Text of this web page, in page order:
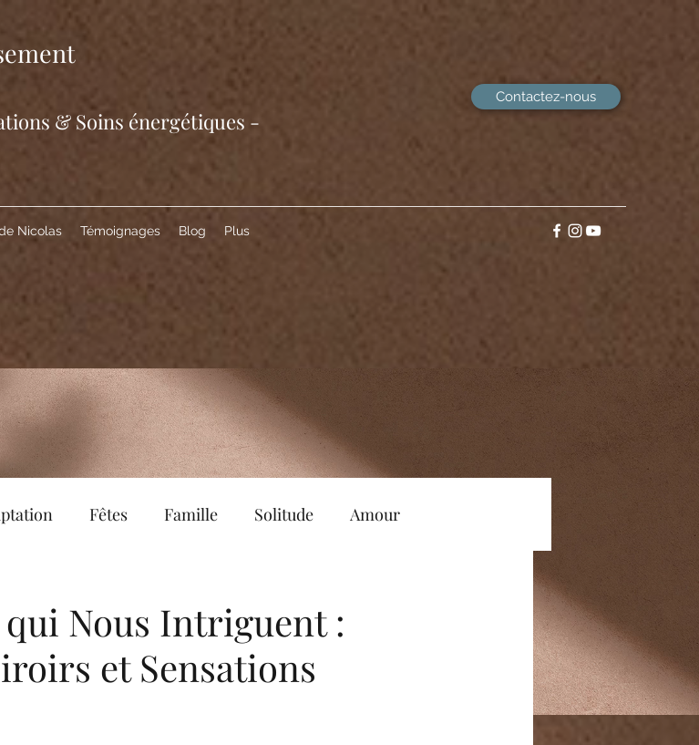
& Soins énergétiques -
Contactez-nous
Nicolas Témoignages Blog Plus
Fêtes Famille Solitude Amour
Epanouissement Amour de soi Conscience
qui Nous Intriguent :
et Sensations